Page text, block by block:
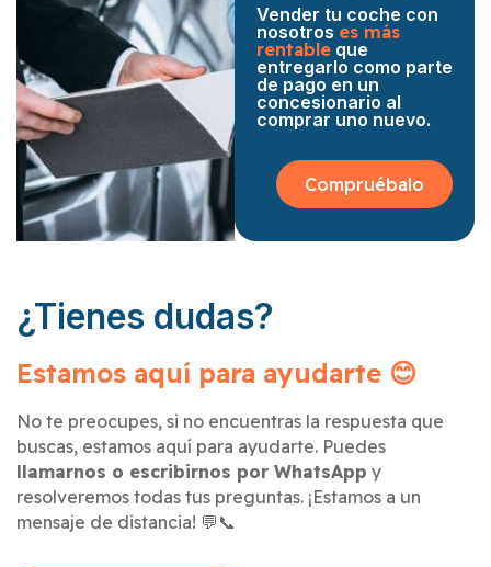
Vender tu coche con
nosotros es más
rentableque
entregarlo como parte
de pago en un
concesionario al
comprar uno nuevo.
Compruébalo
¿Tienes dudas?
Estamos aquí para ayudarte 😊
No te preocupes, si no encuentras la respuesta que
buscas, estamos aquí para ayudarte. Puedes
llamarnos o escribirnos por WhatsApp y
resolveremos todas tus preguntas. ¡Estamos a un
mensaje de distancia! 💬📞